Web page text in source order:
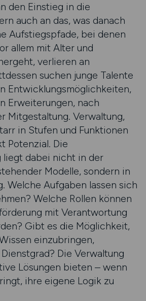
den Einstieg in die
auch an das, was danach
Aufstiegspfade, bei denen
allem mit Alter und
verlieren an
suchen junge Talente
Entwicklungsmöglichkeiten,
Erweiterungen, nach
Mitgestaltung. Verwaltung,
in Stufen und Funktionen
Potenzial. Die
liegt dabei nicht in der
Modelle, sondern in
Welche Aufgaben lassen sich
Welche Rollen können
mit Verantwortung
Gibt es die Möglichkeit,
einzubringen,
Die Verwaltung
Lösungen bieten – wenn
ihre eigene Logik zu